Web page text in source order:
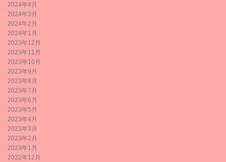
2024年4月
2024年3月
2024年2月
2024年1月
2023年12月
2023年11月
2023年10月
2023年9月
2023年8月
2023年7月
2023年6月
2023年5月
2023年4月
2023年3月
2023年2月
2023年1月
2022年12月